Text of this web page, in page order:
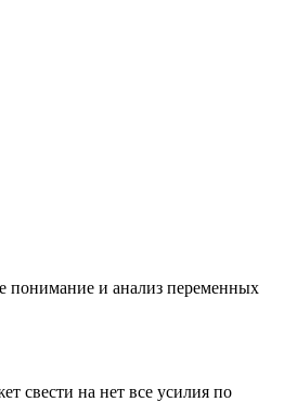
понимание и анализ переменных
свести на нет все усилия по